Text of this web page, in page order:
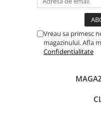
Vreau sa primesc
magazinului. Afla
Confidentialitate